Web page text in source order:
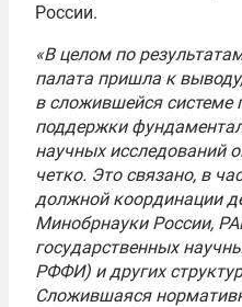
России.
«В целом по
палата пришла к
в сложившейся системе
поддержки
научных исследований
четко. Это связано, в
должной координации
Минобрнауки России,
государственных
РФФИ) и других
Сложившаяся